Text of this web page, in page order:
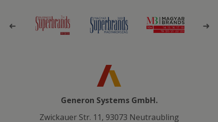
Generon Systems GmbH.
Zwickauer Str. 11, 93073 Neutraubling